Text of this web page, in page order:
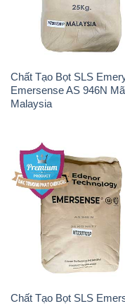
Chất Tạo Bọt SLS
Mã Lai Malaysia
THÔNG TIN
Giới thiệu